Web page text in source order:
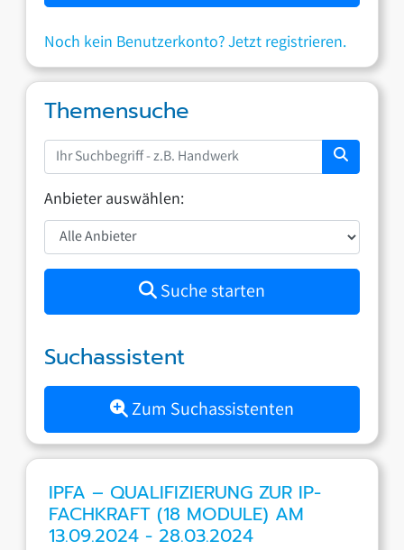
Noch kein Benutzerkonto? Jetzt registrieren.
Themensuche
Anbieter auswählen:
Suche starten
Suchassistent
Zum Suchassistenten
IPFA – QUALIFIZIERUNG ZUR IP-
FACHKRAFT (18 MODULE) AM
13.09.2024 - 28.03.2024